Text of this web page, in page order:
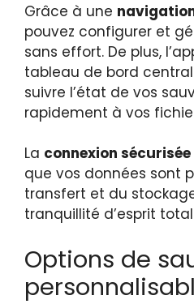
Grâce à une
pouvez configurer et
sans effort. De plus,
tableau de bord
suivre l’état de vos
rapidement à vos
La connexion sécurisée
que vos données sont
transfert et du
tranquillité d’esprit
Options de